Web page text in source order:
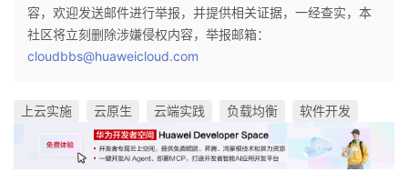
容，欢迎发送邮件进行举报，并提供相关证据，一经查实，本
社区将立刻删除涉嫌侵权内容，举报邮箱：
cloudbbs@huaweicloud.com
上云实施 云原生 云端实践 负载均衡 软件开发